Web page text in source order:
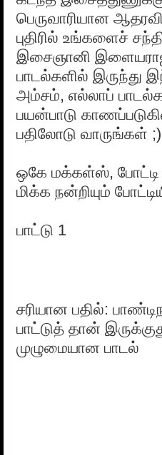
பெருவாரியான
புதிரில் உங்களைச்
இசைஞானி
பாடல்களில் இருந்து
அம்சம், எல்லாப்
பயன்பாடு
பதிலோடு வாருங்கள் ;)
ஒகே மக்கள்ஸ், போட்டி
மிக்க நன்றியும்
பாட்டு 1
சரியான பதில்:
பாட்டுத் தான்
முழுமையான பாடல்